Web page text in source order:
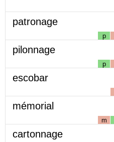
patronage
p
pilonnage
p
escobar
mémorial
m
cartonnage